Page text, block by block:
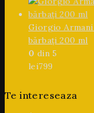
Giorgio
bărbați 200 ml
0 din 5
lei799
Te intereseaza